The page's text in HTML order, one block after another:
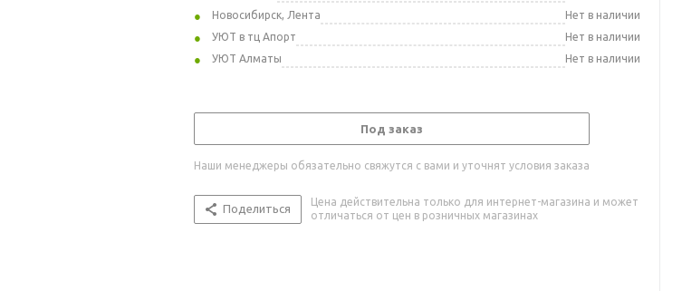
Новосибирск, Лента
Нет в наличии
УЮТ в тц Апорт
Нет в наличии
УЮТ Алматы
Нет в наличии
Под заказ
Наши менеджеры обязательно свяжутся с вами и уточнят условия заказа
Поделиться
Цена действительна только для интернет-магазина и может
отличаться от цен в розничных магазинах